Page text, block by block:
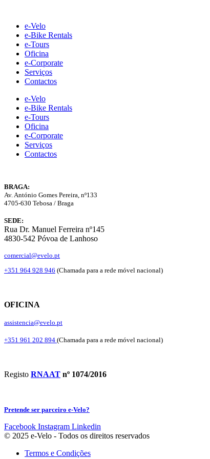
contente-Velo
e-Bike Rentals
e-Tours
Oficina
e-Corporate
Serviços
Contactos
e-Velo
e-Bike Rentals
e-Tours
Oficina
e-Corporate
Serviços
Contactos
BRAGA:
Av. António Gomes Pereira, nº133
4705-630 Tebosa / Braga
SEDE:
Rua Dr. Manuel Ferreira nº145
4830-542 Póvoa de Lanhoso
comercial@evelo.pt
+351 964 928 946 (Chamada para a rede móvel nacional)
OFICINA
assistencia@evelo.pt
+351 961 202 894 (Chamada para a rede móvel nacional)
Registo RNAAT nº 1074/2016
Pretende ser parceiro e-Velo?
Facebook Instagram Linkedin
© 2025 e-Velo - Todos os direitos reservados
Termos e Condições